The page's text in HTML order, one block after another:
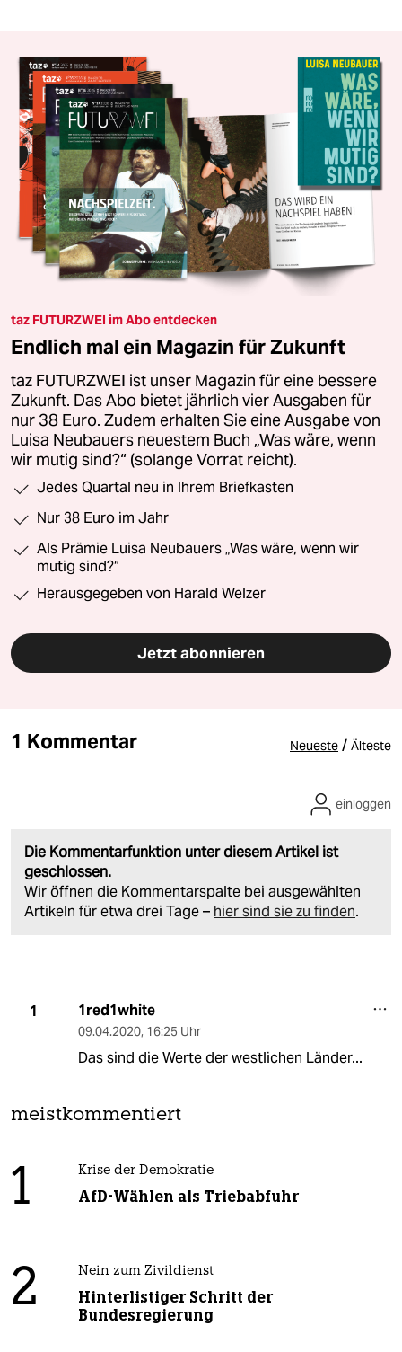
taz FUTURZWEI im Abo entdecken
Endlich mal ein Magazin für Zukunft
taz FUTURZWEI ist unser Magazin für eine bessere
Zukunft. Das Abo bietet jährlich vier Ausgaben für
nur 38 Euro. Zudem erhalten Sie eine Ausgabe von
Luisa Neubauers neuestem Buch „Was wäre, wenn
wir mutig sind?“ (solange Vorrat reicht).
Jedes Quartal neu in Ihrem Briefkasten
Nur 38 Euro im Jahr
Als Prämie Luisa Neubauers „Was wäre, wenn wir
mutig sind?“
Herausgegeben von Harald Welzer
Jetzt abonnieren
1 Kommentar Neueste / Älteste
Die Kommentarfunktion unter diesem Artikel ist
geschlossen.
Wir öffnen die Kommentarspalte bei ausgewählten
Artikeln für etwa drei Tage – hier sind sie zu finden.
einloggen
1 1red1white
09.04.2020, 16:25 Uhr
Das sind die Werte der westlichen Länder...
meistkommentiert
1 Krise der Demokratie
AfD-Wählen als Triebabfuhr
2 Nein zum Zivildienst
Hinterlistiger Schritt der
Bundesregierung